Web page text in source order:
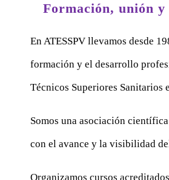
Formación, unión y
En ATESSPV llevamos desde
formación y el desarrollo
Técnicos Superiores Sanitarios
Somos una asociación
con el avance y la visibilidad
Organizamos cursos